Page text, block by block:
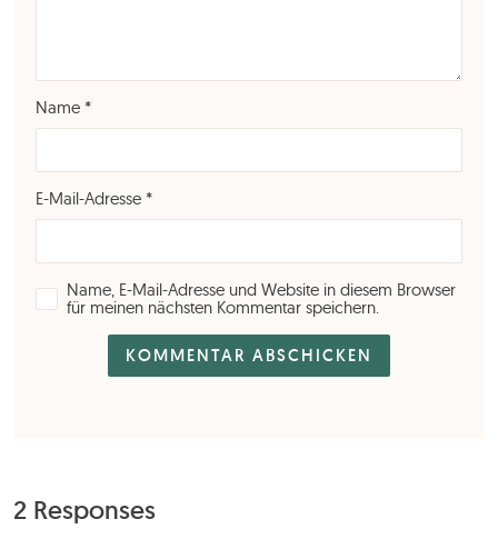
2 Responses
Name *
E-Mail-Adresse *
Name, E-Mail-Adresse und Website in diesem Browser
für meinen nächsten Kommentar speichern.